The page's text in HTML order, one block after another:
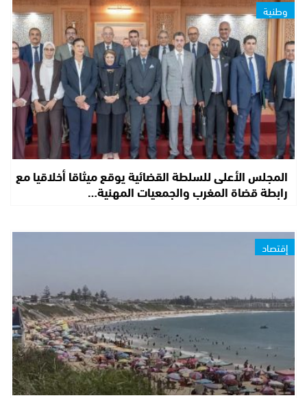
وطنية
المجلس الأعلى للسلطة القضائية يوقع ميثاقا أخلاقيا مع
رابطة قضاة المغرب والجمعيات المهنية…
إقتصاد